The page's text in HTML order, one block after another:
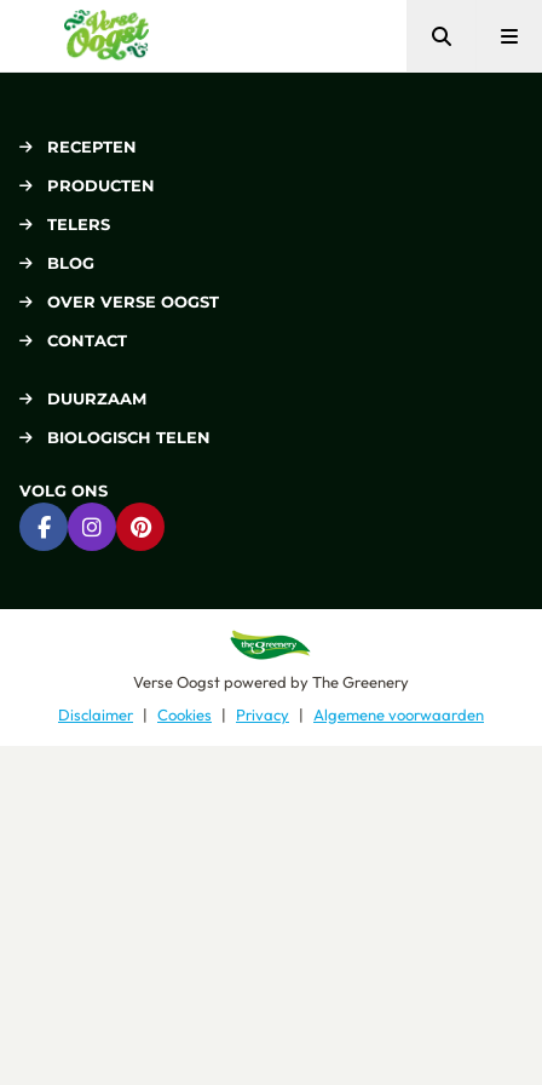
Verse Oogst
Zoeken
RECEPTEN
PRODUCTEN
TELERS
BLOG
OVER VERSE OOGST
CONTACT
DUURZAAM
BIOLOGISCH TELEN
VOLG ONS
Ga naar Facebook
Ga naar Instagram
Ga naar Pinterest
Verse Oogstpowered byThe Greenery
Disclaimer
Cookies Privacy Algemene voorwaarden